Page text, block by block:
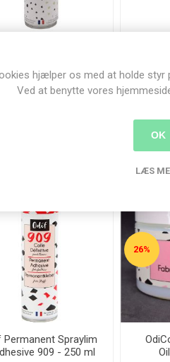
52,00 kr.
Permanent Spraylim
909 - 250 ml
26%
hjælper os med at holde styr
Ved at benytte vores
OK
LÆS